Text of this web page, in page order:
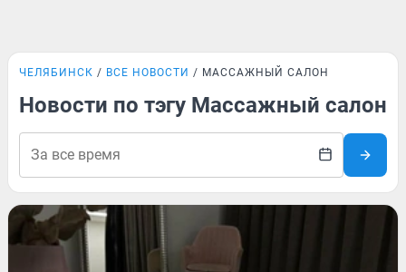
ЧЕЛЯБИНСК ВСЕ НОВОСТИ МАССАЖНЫЙ САЛОН
Новости по тэгу Массажный салон